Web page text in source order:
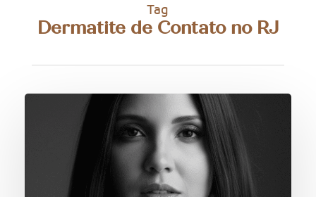
Tag
Dermatite de Contato no RJ